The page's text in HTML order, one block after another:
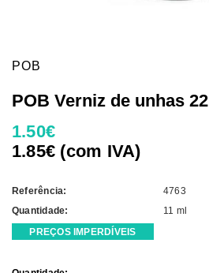
POB
POB Verniz de unhas 22
1.50€
1.85€ (com IVA)
Referência:
4763
Quantidade:
11 ml
PREÇOS IMPERDÍVEIS